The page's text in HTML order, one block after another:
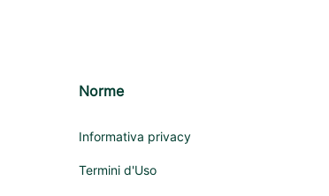
Norme
Informativa privacy
Termini d'Uso